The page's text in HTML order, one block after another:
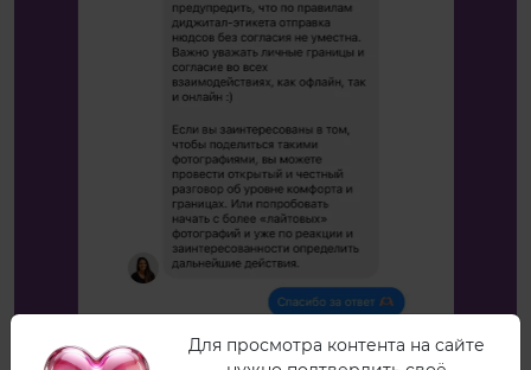
Для просмотра контента на сайте